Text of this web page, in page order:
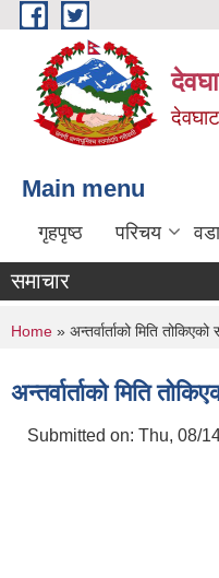
Skip to main content
Main menu
गृहपृष्ठ परिचय
समाचार
You are here
Home » अन्तर्वार्ताको मिति
अन्तर्वार्ताको मिति
Submitted on: Thu, 08/